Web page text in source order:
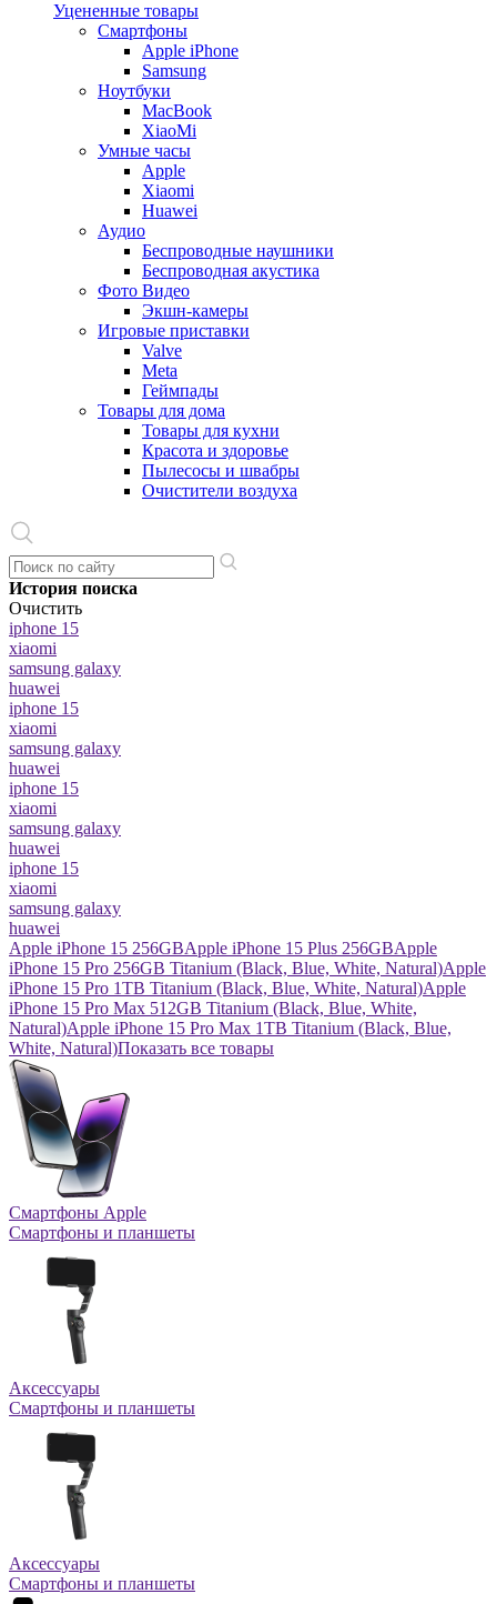
Уцененные товары
Cмартфоны
Apple iPhone
Samsung
Ноутбуки
MacBook
XiaoMi
Умные часы
Apple
Xiaomi
Huawei
Аудио
Беспроводные наушники
Беспроводная акустика
Фото Видео
Экшн-камеры
Игровые приставки
Valve
Meta
Геймпады
Товары для дома
Товары для кухни
Красота и здоровье
Пылесосы и швабры
Очистители воздуха
История поиска
Очистить
iphone 15
xiaomi
samsung galaxy
huawei
iphone 15
xiaomi
samsung galaxy
huawei
iphone 15
xiaomi
samsung galaxy
huawei
iphone 15
xiaomi
samsung galaxy
huawei
Apple iPhone 15 256GBApple iPhone 15 Plus 256GBApple
iPhone 15 Pro 256GB Titanium (Black, Blue, White, Natural)Apple
iPhone 15 Pro 1TB Titanium (Black, Blue, White, Natural)Apple
iPhone 15 Pro Max 512GB Titanium (Black, Blue, White,
Natural)Apple iPhone 15 Pro Max 1TB Titanium (Black, Blue,
White, Natural)Показать все товары
Смартфоны Apple
Смартфоны и планшеты
Аксессуары
Смартфоны и планшеты
Аксессуары
Смартфоны и планшеты